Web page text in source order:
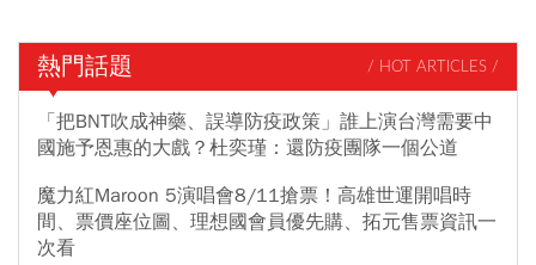
熱門話題 / HOT ARTICLES /
「把BNT吹成神藥、誤導防疫政策」誰上演台灣需要中
國施予恩惠的大戲？杜奕瑾：還防疫團隊一個公道
魔力紅Maroon 5演唱會8/11搶票！高雄世運開唱時
間、票價座位圖、理想國會員優先購、拓元售票資訊一
次看